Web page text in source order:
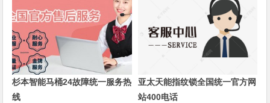
杉本智能马桶24故障统一服务热
线
亚太天能指纹锁全国统一官方网
站400电话